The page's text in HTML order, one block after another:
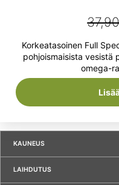
KAUNEUS
LAIHDUTUS
Korkeatasoinen Full
pohjoismaisista vesistä
omega-